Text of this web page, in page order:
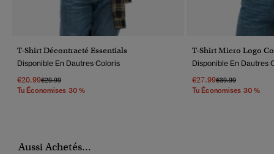
T-Shirt Décontracté Essentials
Disponible En Dautres Coloris
€20.99Prix Réduit De
€29.99À
Tu Économises 30 %
T-Shirt Micro Logo
Disponible En Dautres
€27.99Prix Réduit De
€39.99À
Tu Économises 30 %
Aussi Achetés...